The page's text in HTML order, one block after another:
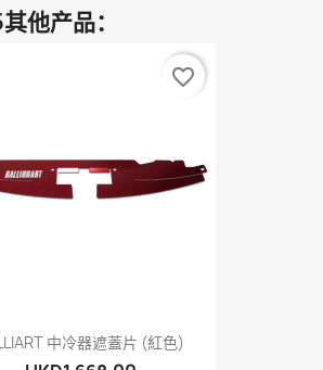
他产品：
中冷器遮蓋片 (紅色)
favorite_border